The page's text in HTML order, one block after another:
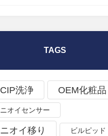
TAGS
CIP洗浄 OEM化粧品
ニオイセンサー
ニオイ移り ビルピッド